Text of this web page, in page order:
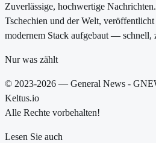
Zuverlässige, hochwertige
Tschechien und der Welt,
modernem Stack aufgebaut — schnell,
Nur was zählt
© 2023-2026 — General News -
Keltus.io
Alle Rechte vorbehalten!
Lesen Sie auch